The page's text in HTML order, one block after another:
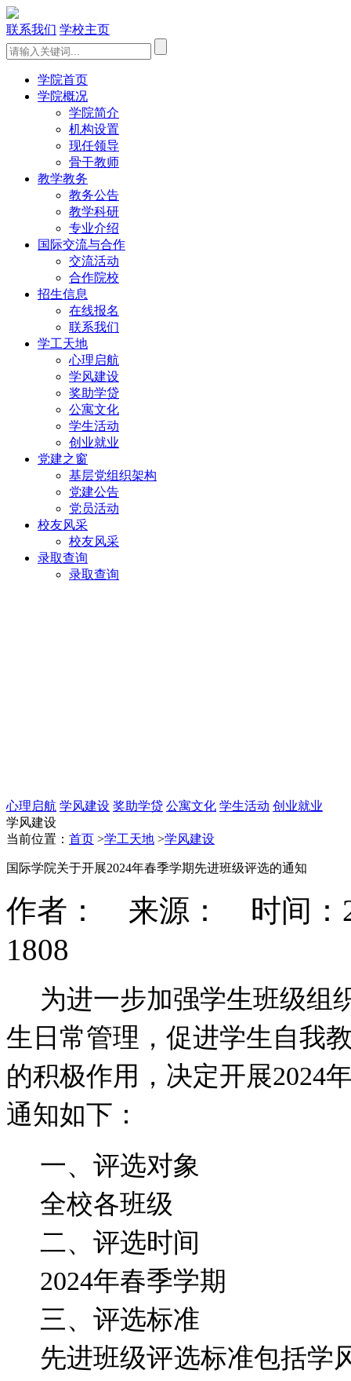
联系我们 学校主页
学院首页
学院概况
学院简介
机构设置
现任领导
骨干教师
教学教务
教务公告
教学科研
专业介绍
国际交流与合作
交流活动
合作院校
招生信息
在线报名
联系我们
学工天地
心理启航
学风建设
奖助学贷
公寓文化
学生活动
创业就业
党建之窗
基层党组织架构
党建公告
党员活动
校友风采
校友风采
录取查询
录取查询
心理启航 学风建设 奖助学贷 公寓文化 学生活动 创业就业
学风建设
当前位置： 首页 >学工天地 >学风建设
国际学院关于开展2024年春季学期先进班级评选的通知
作者： 来源： 时间：
1808
为进一步加强学生班级组
生日常管理，促进学生自我
的积极作用，决定开展2024
通知如下：
一、评选对象
全校各班级
二、评选时间
2024年春季学期
三、评选标准
先进班级评选标准包括学